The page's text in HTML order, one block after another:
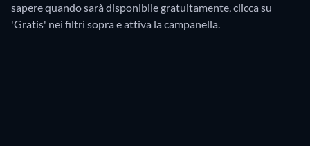
sapere quando sarà disponibile gratuitamente, clicca su
'Gratis' nei filtri sopra e attiva la campanella.